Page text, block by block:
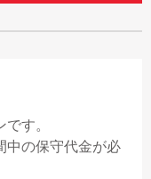
す。
中の保守代金が必